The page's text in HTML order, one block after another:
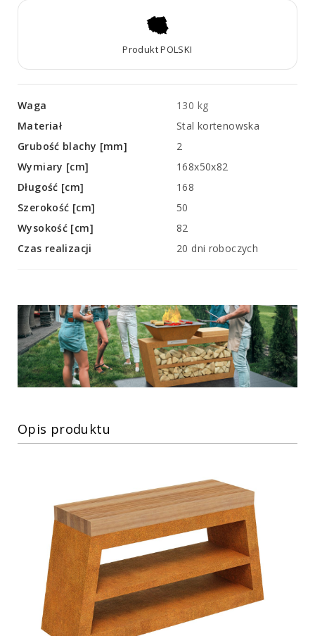
Produkt POLSKI
Waga
130 kg
Materiał
Stal kortenowska
Grubość blachy [mm]
2
Wymiary [cm]
168x50x82
Długość [cm]
168
Szerokość [cm]
50
Wysokość [cm]
82
Czas realizacji
20 dni roboczych
Opis produktu